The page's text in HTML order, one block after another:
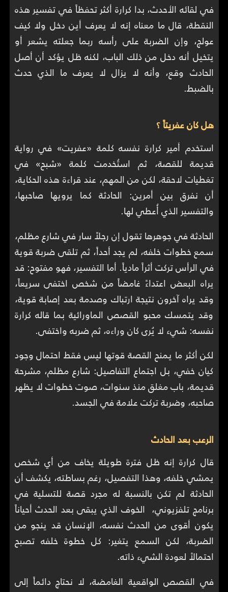
في لقائه الأحدث، بدا كرارة أكثر تحفظاً في تفسير هذه
النقطة، قال ما معناه إنه لا يعرف أين دخل ولا كيف
عولج، وإن الضربة على رأسه ربما جعلته يشعر أو
يتخيل أنه دخل من ذلك الباب، لكنه ظل يؤكد أن أصل
الحادث وقع، وأنه لا يزال لا يعرف ما الذي حدث
بالضبط.
هل كان عفريتاً ؟
استخدم أمير كرارة نفسه كلمة «عفريت» في رواية
قديمة للقصة، ثم استُخدمت كلمة «شبح» في
تغطيات لاحقة، لكن من المهم، عند قراءة هذه الحكاية،
أن نفرق بين أمرين: الحادثة كما يرويها صاحبها،
والتفسير الذي أُعطي لها.
الحادثة في جوهرها تقول إن رجلاً سار في شارع مظلم،
سمع خطوات خلفه، لم يجد أحداً، ثم تلقى ضربة قوية
في الرأس تركت أثراً مادياً. أما التفسير، فهو مفتوح: قد
يراه البعض اعتداءً غامضاً من شخص اختفى سريعاً،
وقد يراه آخرون نتيجة ارتباك وصدمة بعد إصابة قوية،
وقد يتمسك محبو القصص الماورائية بما قاله كرارة
نفسه: شيء لا يُرى كان وراءه، ثم ضربه واختفى.
لكن أكثر ما يمنح القصة قوتها ليس فقط احتمال وجود
كيان خفي، بل اجتماع التفاصيل: شارع مظلم، مشرحة
قديمة، باب مغلق منذ سنوات، صوت خطوات لا يظهر
صاحبه، وضربة تركت علامة في الجسد.
الرعب بعد الحادث
قال كرارة إنه ظل فترة طويلة يخاف من أي شخص
يمشي خلفه، وهذا التفصيل، رغم بساطته، يكشف أن
الحادثة لم تكن بالنسبة له مجرد قصة للتسلية في
برنامج تلفزيوني، الخوف الذي يبقى بعد الحدث أحياناً
يكون أقوى من الحدث نفسه، الإنسان قد ينجو من
الضربة، لكن السمع يتغير: كل خطوة خلفه تصبح
احتمالاً لعودة الشيء ذاته.
في القصص الواقعية الغامضة، لا نحتاج دائماً إلى